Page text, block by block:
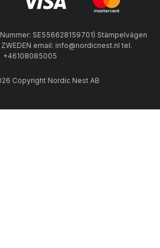
SE556628159701) Stämpelvägen
email: info@nordicnest.nl tel.
+46108085005
Copyright Nordic Nest AB